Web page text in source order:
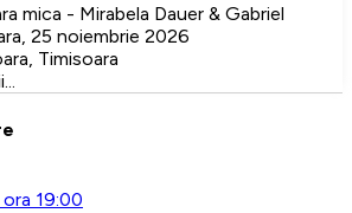
mica - Mirabela Dauer & Gabriel
25 noiembrie 2026
Timisoara
19:00